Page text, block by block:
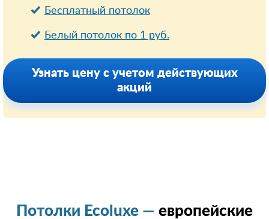
Бесплатный потолок
Белый потолок по 1 руб.
Узнать цену с учетом действующих
акций
Потолки Ecoluxe — европейские